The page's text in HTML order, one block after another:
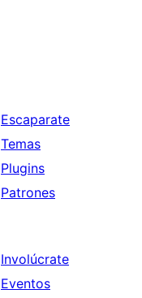
Escaparate
Temas
Plugins
Patrones
Involúcrate
Eventos